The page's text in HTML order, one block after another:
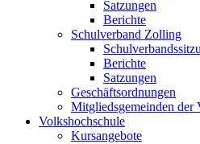
Satzungen
Berichte
Schulverband Zolling
Berichte
Satzungen
Geschäftsordnungen
Mitgliedsgemeinden der
Volkshochschule
Kursangebote